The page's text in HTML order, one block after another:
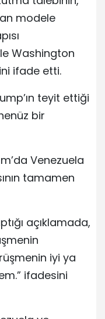
modele
Washington
ifade etti.
teyit ettiği
bir
Venezuela
tamamen
açıklamada,
iyi ya
ifadesini